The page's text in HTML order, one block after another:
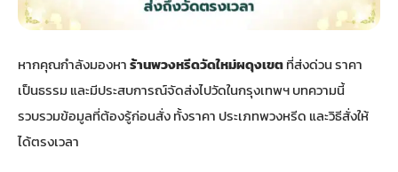
จัดดอกไม้หน้ารูป
จัดดอกไม้หน้าโลง
ดอกไม้ศพ
พวงหรีดพระราม 2
พวงหรีด ปากคลองตลาด
รุ กรุงเทพ
หน้าเมรุ
รุ ราคาถูก
ไม้งานแต่ง แบบสวยๆ
ร้านพวงหรีดพัดลม
พวงหรีดพัดลม ปากคลองตลาด
พวงหรีดพัดลม แบบสวยๆ
จัดงานศพ วัด
ขั้นตอนจัดงานศพ
จัดงานศพ ราคาถูก
หากคุณกำลังมองหาร้านพวงหรีดวัดใหม่ผดุงเขตที่ส่งด่วน ราคา
เป็นธรรม และมีประสบการณ์จัดส่งไปวัดในกรุงเทพฯ บทความนี้
รวบรวมข้อมูลที่ต้องรู้ก่อนสั่ง ทั้งราคา ประเภทพวงหรีด และวิธีสั่งให้
ได้ตรงเวลา